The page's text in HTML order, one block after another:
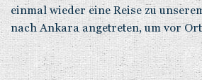
einmal wieder eine Reise zu
nach Ankara angetreten, um vor